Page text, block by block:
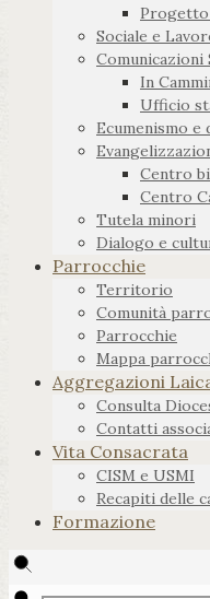
Sociale e
Comunicazioni
In
Ufficio
Ecumenismo
Centro
Centro
Tutela minori
Dialogo e
Parrocchie
Territorio
Comunità
Parrocchie
Mappa
Aggregazioni
Consulta
Contatti
Vita Consacrata
CISM e USMI
Recapiti delle
Formazione